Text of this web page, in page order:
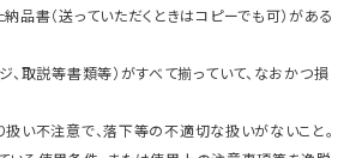
品書（送っていただくときはコピーでも可）がある
、取説等書類等）がすべて揃っていて、なおかつ損
い不注意で、落下等の不適切な扱いがないこと。